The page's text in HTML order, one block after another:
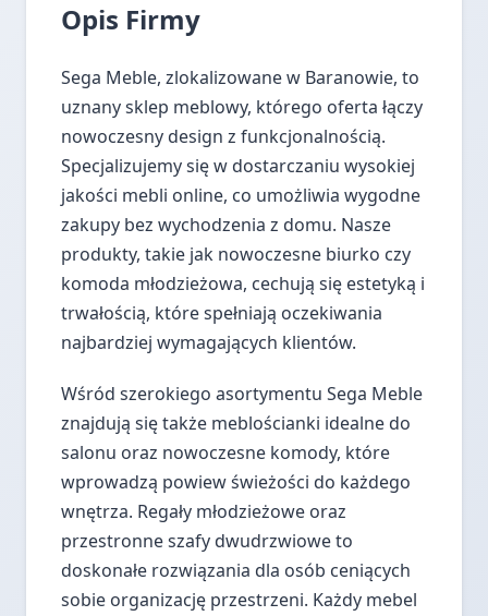
Opis Firmy
Sega Meble, zlokalizowane w Baranowie, to
uznany sklep meblowy, którego oferta łączy
nowoczesny design z funkcjonalnością.
Specjalizujemy się w dostarczaniu wysokiej
jakości mebli online, co umożliwia wygodne
zakupy bez wychodzenia z domu. Nasze
produkty, takie jak nowoczesne biurko czy
komoda młodzieżowa, cechują się estetyką i
trwałością, które spełniają oczekiwania
najbardziej wymagających klientów.
Wśród szerokiego asortymentu Sega Meble
znajdują się także meblościanki idealne do
salonu oraz nowoczesne komody, które
wprowadzą powiew świeżości do każdego
wnętrza. Regały młodzieżowe oraz
przestronne szafy dwudrzwiowe to
doskonałe rozwiązania dla osób ceniących
sobie organizację przestrzeni. Każdy mebel